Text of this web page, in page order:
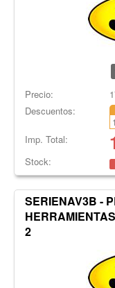
Precio:
Descuentos:
Imp. Total:
Stock:
SERIENAV3B -
2